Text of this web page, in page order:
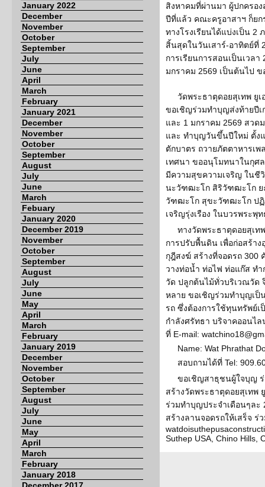
January 2022
December
November
October
September
July
June
April
March
February
January 2021
December
November
October
September
August
July
June
March
Febuary
January 2020
December 2019
November
October
September
August
July
June
May
April
March
February
January 2019
December
November
October
September
August
July
June
May
April
March
February
January 2018
สิงหาคมที่ผ่านมา ผู้ปกครอ
ปีที่แล้ว คณะครูอาสาฯ ก็ยก
ทางโรงเรียนได้แบ่งเป็น 2
สิ้นสุดในวันเสาร์-อาทิตย์ที่
การเรียนการสอนเป็นเวล
มกราคม 2569 เป็นต้นไป
วัดพระธาตุดอยสุเทพ ยู
ขอเชิญร่วมทำบุญส่งท้ายปีเ
และ 1 มกราคม 2569 สวด
และ ทำบุญวันขึ้นปีใหม่ ตั้ง
ตักบาตร ถวายภัตตาหารเ
เทศนา ขออนุโมทนาในกุศ
มีความสุขความเจริญ ในชี
นะวัฑฒะโก สิริวัฑฒะโก
วัฑฒะโก สุขะวัฑฒะโก ป
เจริญรุ่งเรือง ในบวรพระ
ทางวัดพระธาตุดอยสุเท
การปรับพื้นดิน เพื่อก่อสร้าง
กุฎีสงฆ์ สร้างที่จอดรถ 300
วางท่อน้ำ ท่อไฟ ท่อแก๊ส ท
วัด ปลูกต้นไม้ทั่วบริเวณวัด
หลาย ขอเชิญร่วมทำบุญเป็
รถ ซึ่งต้องการใช้ทุนทรัพย์
กำลังศรัทธา บริจาคออนไล
ที่ E-mail:
Name: Wat Phrathat
สอบถามได้ที่ Tel:
ขอเชิญสาธุชนผู้ใจบุญ
สร้างวัดพระธาตุดอยสุเทพ
ร่วมทำบุญประจำเดือนๆละ
สร้างลานจอดรถให้เสร็จ
Suthep USA, Chino Hills,